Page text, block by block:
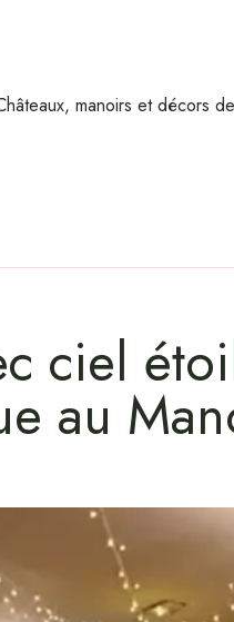
manoirs et décors
ciel
au